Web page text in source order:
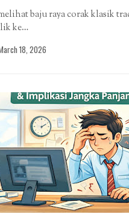
baju raya corak klasik
ke…
18, 2026